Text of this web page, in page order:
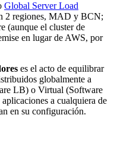
Global Server Load
2 regiones, MAD y BCN;
(aunque el cluster de
en lugar de AWS, por
es el acto de equilibrar
globalmente a
LB) o Virtual (Software
a cualquiera de
en su configuración.